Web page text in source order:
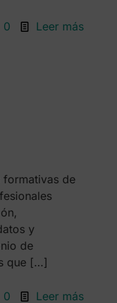
0 Leer más
de
y
de
que […]
0 Leer más